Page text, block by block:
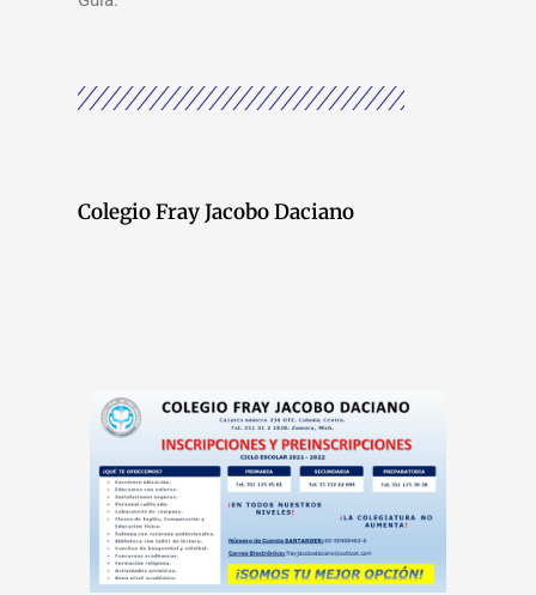
Colegio Fray Jacobo Daciano